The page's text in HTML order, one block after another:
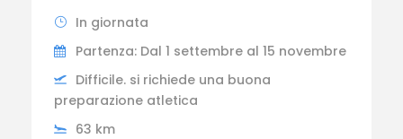
In giornata
Partenza: Dal 1 settembre al 15 novembre
Difficile. si richiede una buona
preparazione atletica
63 km